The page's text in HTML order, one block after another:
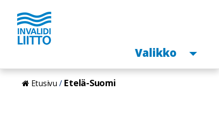
Hyppää
pääsisältöön
Avaa
Valikko
Etusivu Etelä-Suomi